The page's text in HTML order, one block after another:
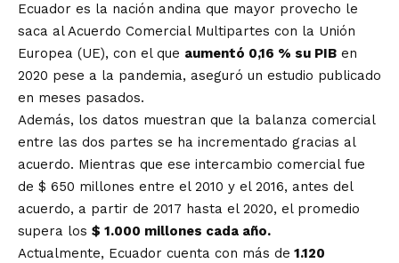
Ecuador es la nación andina que mayor provecho le
saca al Acuerdo Comercial Multipartes con la Unión
Europea (UE), con el que aumentó 0,16 % su PIB en
2020 pese a la pandemia, aseguró un estudio publicado
en meses pasados.
Además, los datos muestran que la balanza comercial
entre las dos partes se ha incrementado gracias al
acuerdo. Mientras que ese intercambio comercial fue
de $ 650 millones entre el 2010 y el 2016, antes del
acuerdo, a partir de 2017 hasta el 2020, el promedio
supera los $ 1.000 millones cada año.
Actualmente, Ecuador cuenta con más de 1.120